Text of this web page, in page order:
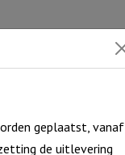
geplaatst, vanaf
de uitlevering